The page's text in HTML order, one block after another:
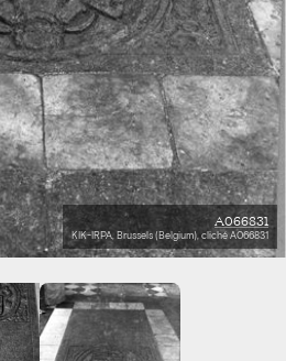
A066831
KIK-IRPA, Brussels (Belgium), cliché A066831